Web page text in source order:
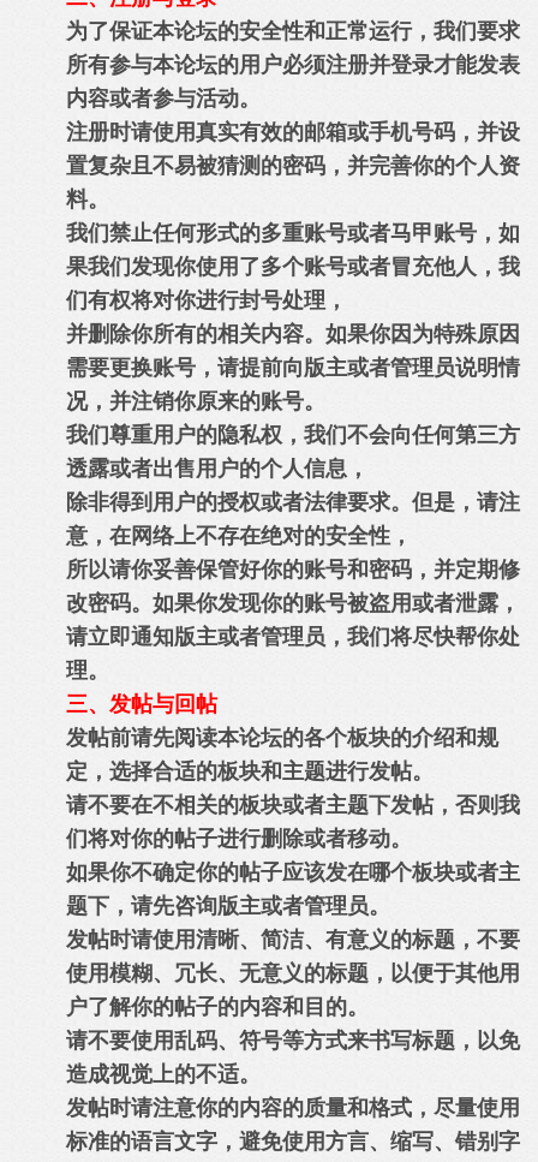
为了保证本论坛的安全性和正常运行，我们要求
所有参与本论坛的用户必须注册并登录才能发表
内容或者参与活动。
注册时请使用真实有效的邮箱或手机号码，并设
置复杂且不易被猜测的密码，并完善你的个人资
料。
我们禁止任何形式的多重账号或者马甲账号，如
果我们发现你使用了多个账号或者冒充他人，我
们有权将对你进行封号处理，
并删除你所有的相关内容。如果你因为特殊原因
需要更换账号，请提前向版主或者管理员说明情
况，并注销你原来的账号。
我们尊重用户的隐私权，我们不会向任何第三方
透露或者出售用户的个人信息，
除非得到用户的授权或者法律要求。但是，请注
意，在网络上不存在绝对的安全性，
所以请你妥善保管好你的账号和密码，并定期修
改密码。如果你发现你的账号被盗用或者泄露，
请立即通知版主或者管理员，我们将尽快帮你处
理。
三、发帖与回帖
发帖前请先阅读本论坛的各个板块的介绍和规
定，选择合适的板块和主题进行发帖。
请不要在不相关的板块或者主题下发帖，否则我
们将对你的帖子进行删除或者移动。
如果你不确定你的帖子应该发在哪个板块或者主
题下，请先咨询版主或者管理员。
发帖时请使用清晰、简洁、有意义的标题，不要
使用模糊、冗长、无意义的标题，以便于其他用
户了解你的帖子的内容和目的。
请不要使用乱码、符号等方式来书写标题，以免
造成视觉上的不适。
发帖时请注意你的内容的质量和格式，尽量使用
标准的语言文字，避免使用方言、缩写、错别字